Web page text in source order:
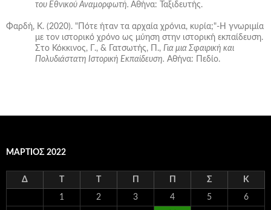
του Εθνικού Αναμορφωτή. Αθήνα: Ταξιδευτής.
Φαρδή, Κ. (2020). "Πότε ήταν τα αρχαία χρόνια, κυρία;"-Η γνωριμία
με τον ιστορικό χρόνο ως μύηση στην ιστορική εκπαίδευση.
Στο Κόκκινος, Γ., & Γατσωτής, Π., Για μια Σφαιρική και
Πολυδιάστατη Ιστορική Εκπαίδευση. Αθήνα: Πεδίο.
ΜΆΡΤΙΟΣ 2022
Δ Σ Κ
1 2 3 4 5 6